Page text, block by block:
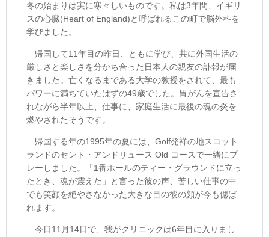
冬の始まりは実に寒々しいものです。私は3年間、イギリ
スの心臓(Heart of England)と呼ばれるこの町で脳外科を
学びました。
帰国して11年目の昨日、ともに学び、共に外国生活の
厳しさと楽しさを分かち合った日本人の親友の訃報が届
きました。亡くなるまである大学の教授をされて、最も
パワーに満ちていたはずの49歳でした。胃がんを宣告さ
れながら半年以上、仕事に、家庭生活に最後の魂の炎を
燃やされたそうです。
帰国する年の1995年の夏には、Golf発祥の地スコット
ランドのセント・アンドリュース Old コースで一緒にプ
レーしました。「1番ホールのティー・グラウンドに立っ
たとき、魂が震えた」と言った彼の声、苦しい仕事の中
でも笑顔を絶やさなかった大きな目の彼の顔が今も偲ば
れます。
今日11月14日で、我がクリニックは6年目に入りまし